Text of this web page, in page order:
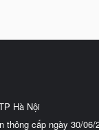
Hà Nội
thông cấp ngày 30/06/